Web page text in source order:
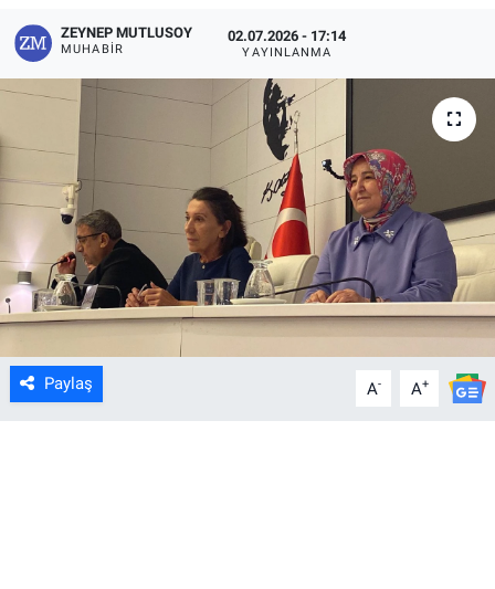
ZEYNEP MUTLUSOY
MUHABIR
02.07.2026 - 17:14
YAYINLANMA
Paylaş A- A+